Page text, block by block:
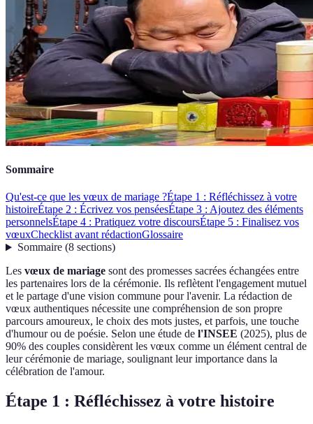
Sommaire
Qu'est-ce que les vœux de mariage ?Étape 1 : Réfléchissez à votre
histoireÉtape 2 : Écrivez vos penséesÉtape 3 : Ajoutez des éléments
personnelsÉtape 4 : Pratiquez votre discoursÉtape 5 : Finalisez vos
vœuxChecklist avant rédactionGlossaire
Sommaire(8 sections)
Les vœux de mariage sont des promesses sacrées échangées entre
les partenaires lors de la cérémonie. Ils reflètent l'engagement mutuel
et le partage d'une vision commune pour l'avenir. La rédaction de
vœux authentiques nécessite une compréhension de son propre
parcours amoureux, le choix des mots justes, et parfois, une touche
d'humour ou de poésie. Selon une étude de l'INSEE (2025), plus de
90% des couples considèrent les vœux comme un élément central de
leur cérémonie de mariage, soulignant leur importance dans la
célébration de l'amour.
Étape 1 : Réfléchissez à votre histoire